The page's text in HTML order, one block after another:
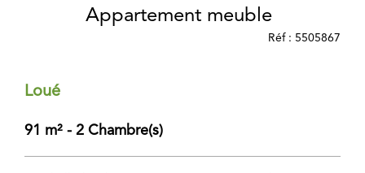
Appartement meuble
Réf : 5505867
Loué
91 m² - 2 Chambre(s)